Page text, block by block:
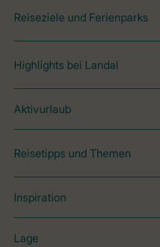
Reiseziele und Ferienparks
Highlights bei Landal
Aktivurlaub
Reisetipps und Themen
Inspiration
Lage